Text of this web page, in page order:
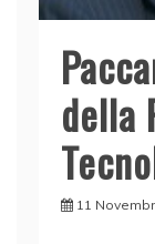
della
11